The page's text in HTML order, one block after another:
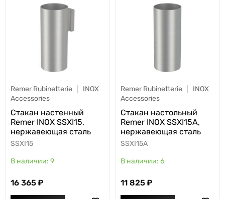
Remer Rubinetterie
INOX
Accessories
Стакан настенный
Remer INOX SSXI15,
нержавеющая сталь
SSXI15
9
16 365
Remer Rubinetterie
INOX
Accessories
Стакан настольный
Remer INOX SSXI15A,
нержавеющая сталь
SSXI15A
6
11 825